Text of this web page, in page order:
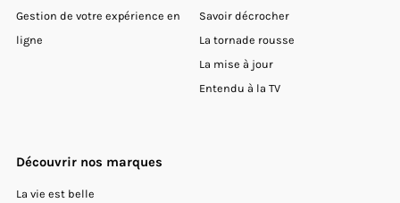
Gestion de votre expérience en
ligne
Savoir décrocher
La tornade rousse
La mise à jour
Entendu à la TV
Découvrir nos marques
La vie est belle